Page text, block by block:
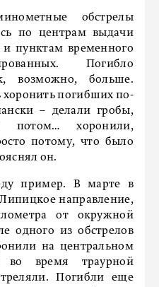
обстрелы
по центрам выдачи
пунктам временного
Погибло
возможно, больше.
погибших по-
– делали гробы,
потом… хоронили,
потому, что было
он.
пример. В марте в
направление,
от окружной
одного из обстрелов
на центральном
время траурной
Погибли еще